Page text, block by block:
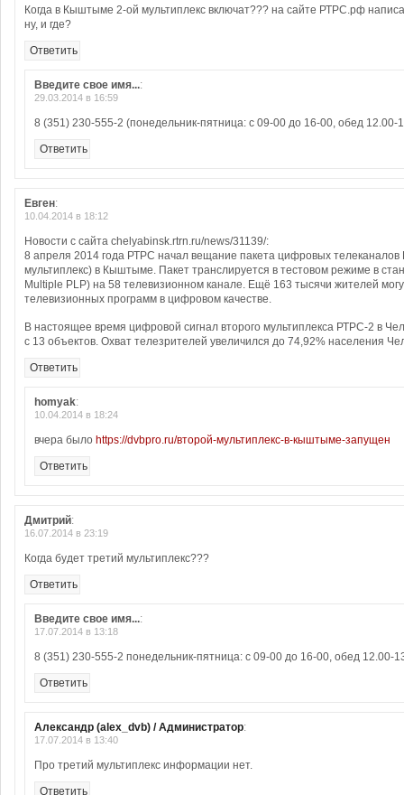
Когда в Кыштыме 2-ой мультиплекс включат??? на сайте РТРС.рф
ну, и где?
Ответить
Введите свое имя...:
29.03.2014 в 16:59
8 (351) 230-555-2 (понедельник-пятница: с 09-00 до 16-00, обед 12.00-
Ответить
Евген:
10.04.2014 в 18:12
Новости с сайта chelyabinsk.rtrn.ru/news/31139/:
8 апреля 2014 года РТРС начал вещание пакета цифровых
мультиплекс) в Кыштыме. Пакет транслируется в тестовом режиме в
Multiple PLP) на 58 телевизионном канале. Ещё 163 тысячи жителей
телевизионных программ в цифровом качестве.
В настоящее время цифровой сигнал второго мультиплекса РТРС-2 в
с 13 объектов. Охват телезрителей увеличился до 74,92% населения
Ответить
homyak:
10.04.2014 в 18:24
вчера было https://dvbpro.ru/второй-мультиплекс-в-кыштыме-запущен
Ответить
Дмитрий:
16.07.2014 в 23:19
Когда будет третий мультиплекс???
Ответить
Введите свое имя...:
17.07.2014 в 13:18
8 (351) 230-555-2 понедельник-пятница: с 09-00 до 16-00, обед 12.00-
Ответить
Александр (alex_dvb) / Администратор:
17.07.2014 в 13:40
Про третий мультиплекс информации нет.
Ответить